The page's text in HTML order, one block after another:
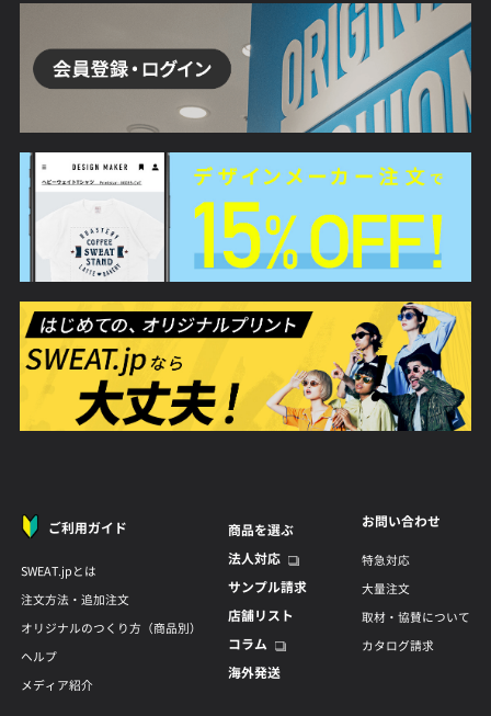
ご利用ガイド
SWEAT.jpとは
注文方法・追加注文
オリジナルのつくり方（商品別）
ヘルプ
メディア紹介
商品を選ぶ
法人対応
サンプル請求
店舗リスト
コラム
海外発送
お問い合わせ
特急対応
大量注文
取材・協賛について
カタログ請求